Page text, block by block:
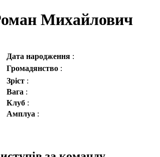
Михайлович
Дата народження :
Громадянство :
Зріст :
Вага :
Клуб :
Амплуа :